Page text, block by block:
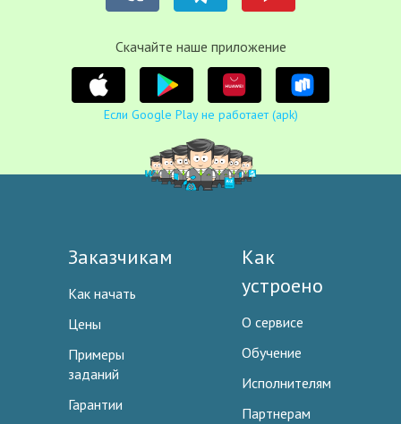
Cкачайте наше приложение
Если Google Play не работает (apk)
Заказчикам
Как начать
Цены
Примеры
заданий
Гарантии
Как
устроено
О сервисе
Обучение
Исполнителям
Партнерам